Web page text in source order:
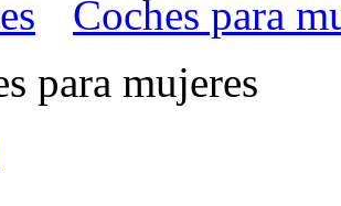
Coches para
para mujeres